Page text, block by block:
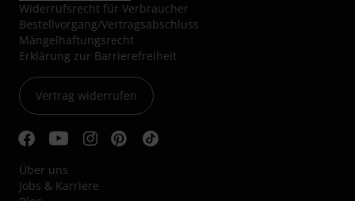
Widerrufsrecht für Verbraucher
Bestellvorgang/Vertragsabschluss
Mängelhaftungsrecht
Erklärung zur Barrierefreiheit
Vertrag widerrufen
Über uns
Jobs & Karriere